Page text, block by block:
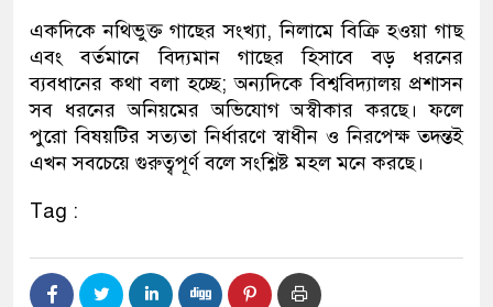
একদিকে নথিভুক্ত গাছের সংখ্যা, নিলামে বিক্রি হওয়া গাছ
এবং বর্তমানে বিদ্যমান গাছের হিসাবে বড় ধরনের
ব্যবধানের কথা বলা হচ্ছে; অন্যদিকে বিশ্ববিদ্যালয় প্রশাসন
সব ধরনের অনিয়মের অভিযোগ অস্বীকার করছে। ফলে
পুরো বিষয়টির সত্যতা নির্ধারণে স্বাধীন ও নিরপেক্ষ তদন্তই
এখন সবচেয়ে গুরুত্বপূর্ণ বলে সংশ্লিষ্ট মহল মনে করছে।
Tag :